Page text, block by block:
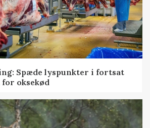
Spæde lyspunkter i fortsat
oksekød